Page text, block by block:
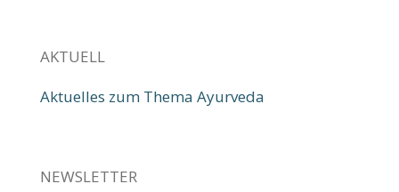
AKTUELL
Aktuelles zum Thema Ayurveda
NEWSLETTER